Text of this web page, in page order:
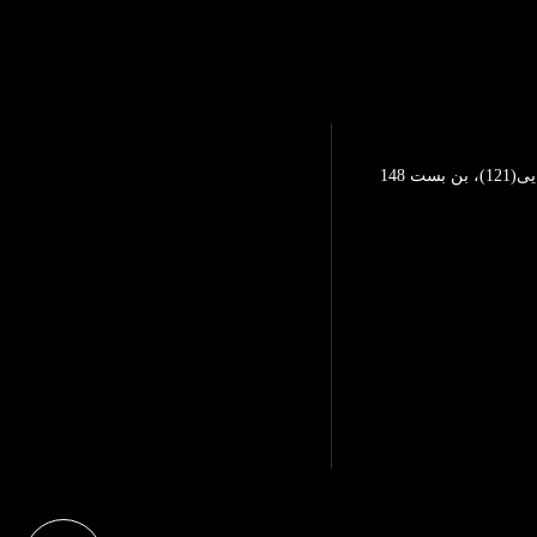
تهرانپارس، خیابان محمد رضایی(121)، بن بست 148